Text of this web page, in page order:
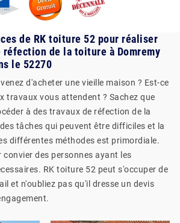
de RK toiture 52 pour réaliser
réfection de la toiture à Domremy
le 52270
d'acheter une vieille maison ? Est-ce
travaux vous attendent ? Sachez que
à des travaux de réfection de la
tâches qui peuvent être difficiles et la
différentes méthodes est primordiale.
convier des personnes ayant les
RK toiture 52 peut s'occuper de
et n'oubliez pas qu'il dresse un devis